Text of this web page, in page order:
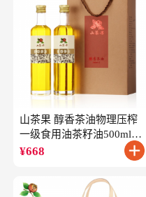
山茶果 醇香茶油物理压榨
一级食用油茶籽油500ml*2
礼盒
¥668